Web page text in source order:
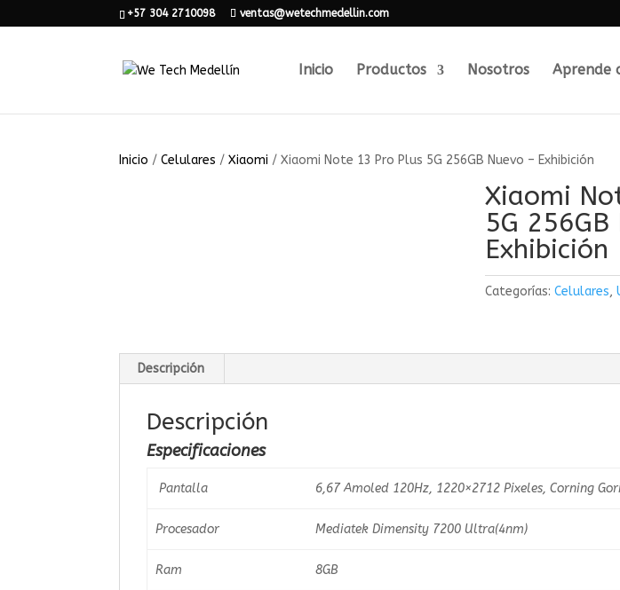
+57 304 2710098 ventas@wetechmedellin.com
Inicio Productos Nosotros Aprende
Inicio /Celulares /Xiaomi / Xiaomi Note 13 Pro Plus 5G 256GB Nuevo – Exhibición
Xiaomi
5G
Exhibición
Categorías:Celulares,
Descripción
Descripción
Especificaciones
Pantalla 6,67 Amoled 120Hz, 1220×2712 Pixeles, Corning
Procesador Mediatek Dimensity 7200 Ultra(4nm)
Ram 8GB